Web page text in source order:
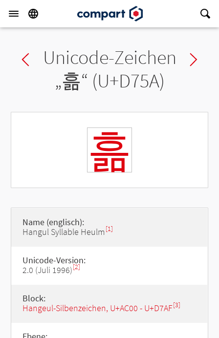
Previous char
Unicode-Zeichen
„흚“ (U+D75A)
흚
Name (englisch):
Hangul Syllable Heulm [1]
Unicode-Version:
2.0 (Juli 1996)[2]
Block:
Hangeul-Silbenzeichen, U+AC00 - U+D7AF[3]